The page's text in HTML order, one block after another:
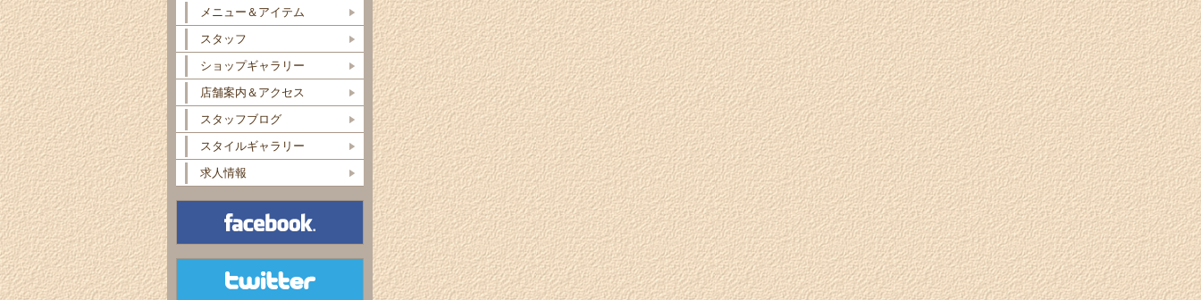
メニュー＆アイテム
スタッフ
ショップギャラリー
店舗案内＆アクセス
スタッフブログ
スタイルギャラリー
求人情報